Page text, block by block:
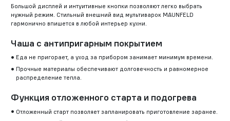
Большой дисплей и интуитивные кнопки позволяют легко выбрать
нужный режим. Стильный внешний вид мультиварок MAUNFELD
гармонично впишется в любой интерьер кухни.
Чаша с антипригарным покрытием
Еда не пригорает, а уход за прибором занимает минимум времени.
Прочные материалы обеспечивают долговечность и равномерное
распределение тепла.
Функция отложенного старта и подогрева
Отложенный старт позволяет запланировать приготовление заранее.